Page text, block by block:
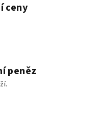
ceny
peněz